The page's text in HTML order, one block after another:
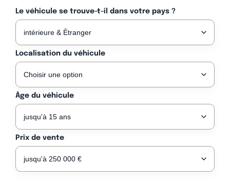
Le véhicule se trouve-t-il dans votre pays ?
Localisation du véhicule
Âge du véhicule
Prix ​​de vente